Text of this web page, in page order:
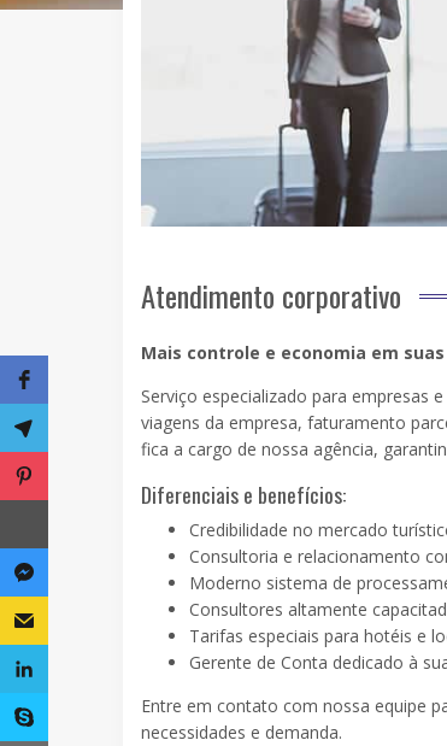
Atendimento corporativo
Mais controle e economia em
Serviço especializado para empresas
viagens da empresa, faturamento
fica a cargo de nossa agência,
Diferenciais e benefícios:
Credibilidade no mercado
Consultoria e relacionamento
Moderno sistema de
Consultores altamente
Tarifas especiais para hotéis e
Gerente de Conta dedicado à
Entre em contato com nossa equipe
necessidades e demanda.